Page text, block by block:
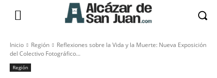
Inicio Región
Reflexiones sobre la Vida y la Muerte: Nueva Exposición
del Colectivo Fotográfico...
Región